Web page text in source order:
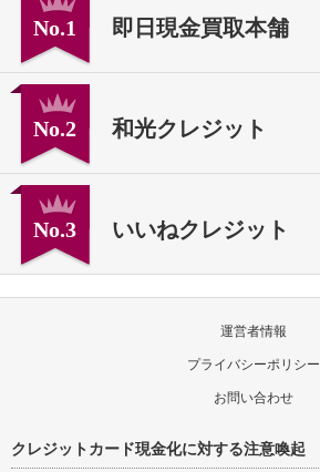
No.1 即日現金買取本舗
No.2 和光クレジット
No.3 いいねクレジット
運営者情報
プライバシーポリシー
お問い合わせ
クレジットカード現金化に対する注意喚起